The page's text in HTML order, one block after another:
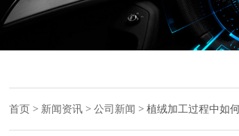
首页 > 新闻资讯 >公司新闻 >植绒加工过程中如